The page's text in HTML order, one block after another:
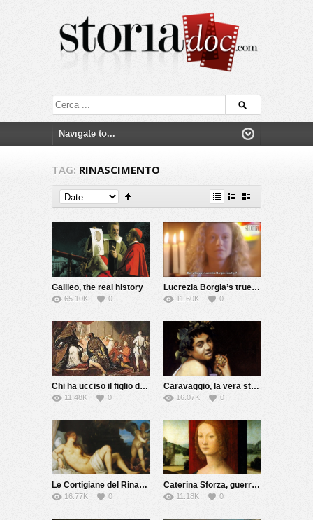
TAG: RINASCIMENTO
Galileo, the real history
65.10K 0
Lucrezia Borgia’s true story
11.60K 0
Chi ha ucciso il figlio del Papa?
11.48K 0
Caravaggio, la vera storia
16.07K 0
Le Cortigiane del Rinascimento
16.77K 0
Caterina Sforza, guerriera e alchimista
11.18K 0